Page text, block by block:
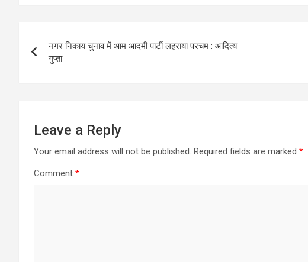
navigation
नगर निकाय चुनाव में आम आदमी पार्टी लहराया परचम : आदित्य
गुप्ता
Leave a Reply
Your email address will not be published. Required fields are marked *
Comment *